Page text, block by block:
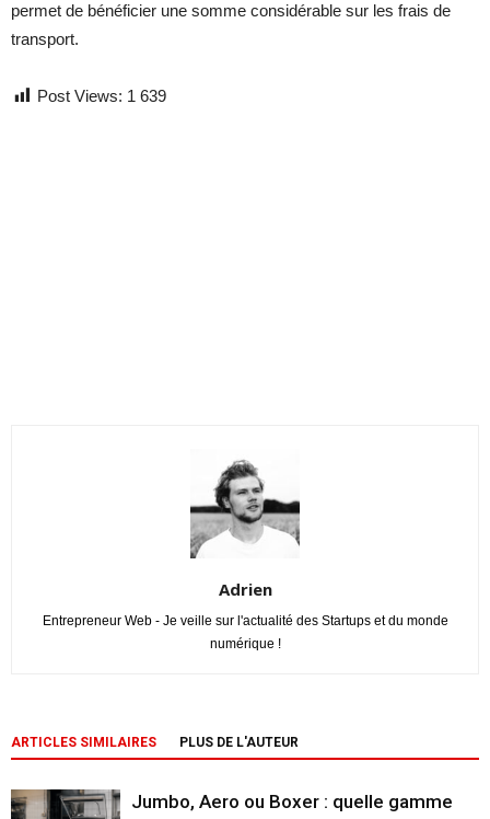
permet de bénéficier une somme considérable sur les frais de
transport.
Post Views: 1 639
Adrien
Entrepreneur Web - Je veille sur l'actualité des Startups et du monde
numérique !
ARTICLES SIMILAIRES PLUS DE L'AUTEUR
Jumbo, Aero ou Boxer : quelle gamme